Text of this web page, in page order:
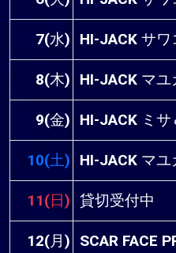
7(水) HI-JACK サ
8(木) HI-JACK マ
9(金) HI-JACK ミ
10(土) HI-JACK マ
11(日) 貸切受付中
12(月) SCAR FACE